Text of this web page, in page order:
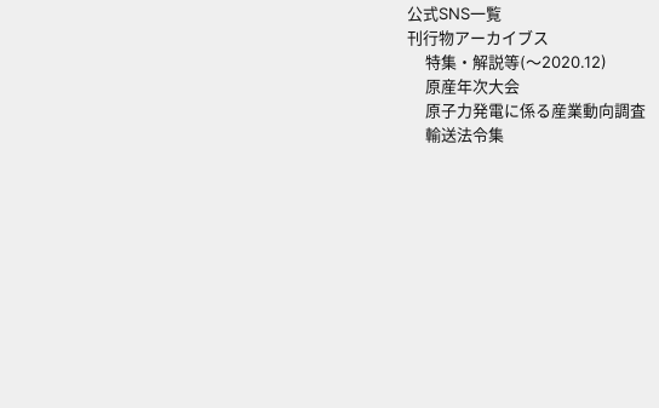
公式SNS一覧
刊行物アーカイブス
特集・解説等(～2020.12)
原産年次大会
原子力発電に係る産業動向調査
輸送法令集